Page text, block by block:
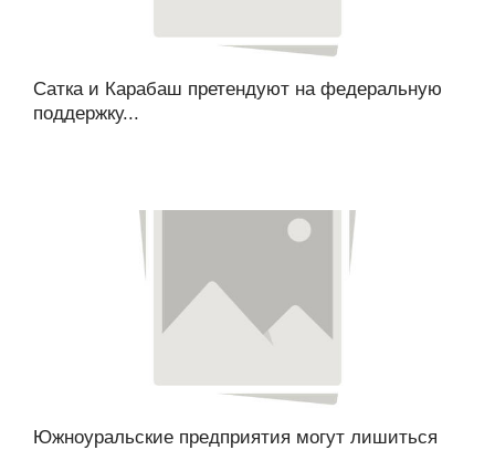
Сатка и Карабаш претендуют на федеральную
поддержку...
Южноуральские предприятия могут лишиться